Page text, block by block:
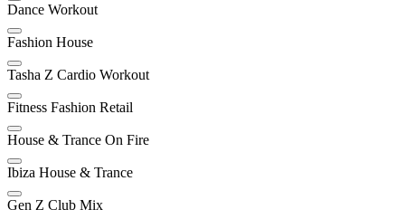
Dance Workout
Fashion House
Tasha Z Cardio Workout
Fitness Fashion Retail
House & Trance On Fire
Ibiza House & Trance
Gen Z Club Mix